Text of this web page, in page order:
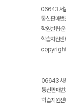
06643 서
통신판매
학원설립·
학습지원
06643 서
통신판매
학습지원